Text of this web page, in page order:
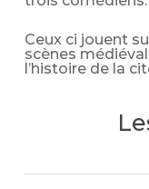
Ceux ci jouent
scènes
l’histoire de la